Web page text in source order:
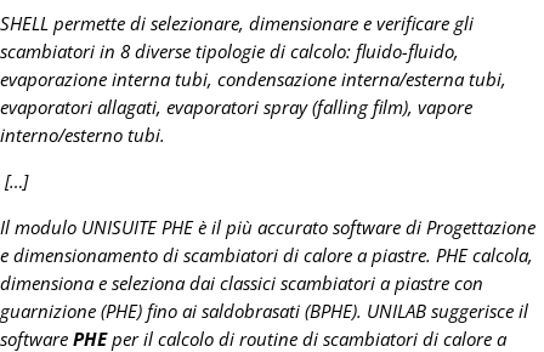
SHELL permette di selezionare, dimensionare e verificare gli
scambiatori in 8 diverse tipologie di calcolo: fluido-fluido,
evaporazione interna tubi, condensazione interna/esterna tubi,
evaporatori allagati, evaporatori spray (falling film), vapore
interno/esterno tubi.
[…]
Il modulo UNISUITE PHE è il più accurato software di Progettazione
e dimensionamento di scambiatori di calore a piastre. PHE calcola,
dimensiona e seleziona dai classici scambiatori a piastre con
guarnizione (PHE) fino ai saldobrasati (BPHE). UNILAB suggerisce il
software PHEper il calcolo di routine di scambiatori di calore a